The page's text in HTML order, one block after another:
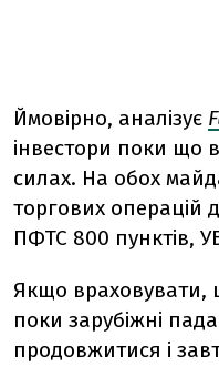
Ймовірно, аналізує
інвестори поки що
силах. На обох
торгових операцій
ПФТС 800 пунктів,
Якщо враховувати,
поки зарубіжні
продовжитися і